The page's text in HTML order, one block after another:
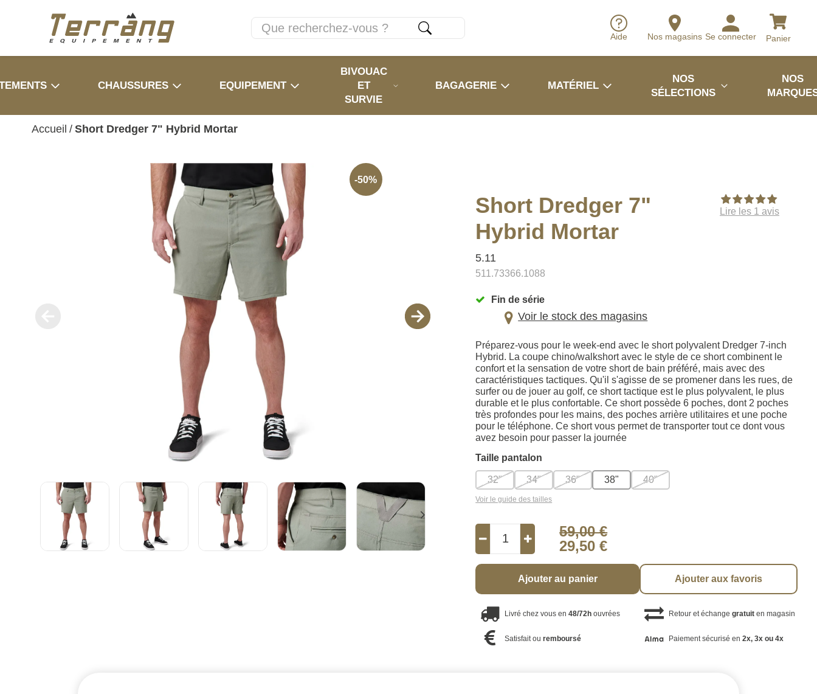
Aide Nos magasins Se connecter Panier
CHAUSSURES EQUIPEMENT
BIVOUAC
ET
SURVIE
BAGAGERIE MATÉRIEL
NOS
SÉLECTIONS
NOS
Accueil / Short Dredger 7" Hybrid Mortar
-50%
Short Dredger 7"
Hybrid Mortar
5.11
511.73366.1088
Lire les 1 avis
Fin de série
Voir le stock des magasins
Préparez-vous pour le week-end avec le short polyvalent Dredger 7-inch
Hybrid. La coupe chino/walkshort avec le style de ce short combinent le
confort et la sensation de votre short de bain préféré, mais avec des
caractéristiques tactiques. Qu'il s'agisse de se promener dans les rues, de
surfer ou de jouer au golf, ce short tactique est le plus polyvalent, le plus
durable et le plus confortable. Ce short possède 6 poches, dont 2 poches
très profondes pour les mains, des poches arrière utilitaires et une poche
pour le téléphone. Ce short vous permet de transporter tout ce dont vous
avez besoin pour passer la journée
Taille pantalon
32" 34" 36" 38" 40"
Voir le guide des tailles
59,00 €
29,50 €
Ajouter au panier Ajouter aux favoris
Livré chez vous en48/72h ouvrées Retour et échange gratuiten magasin
Satisfait ouremboursé Paiement sécurisé en 2x, 3x ou 4x